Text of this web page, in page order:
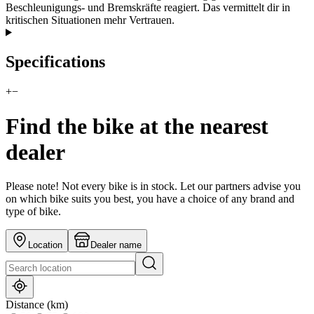
Beschleunigungs- und Bremskräfte reagiert. Das vermittelt dir in
kritischen Situationen mehr Vertrauen.
Specifications
+−
Find the bike at the nearest
dealer
Please note! Not every bike is in stock. Let our partners advise you
on which bike suits you best, you have a choice of any brand and
type of bike.
Location Dealer name
Distance (km)